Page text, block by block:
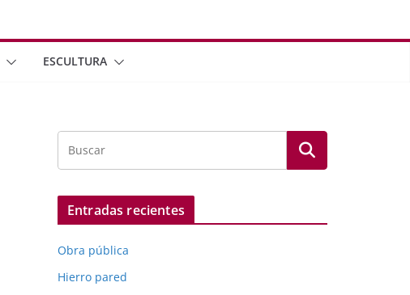
ESCULTURA
Entradas recientes
Obra pública
Hierro pared